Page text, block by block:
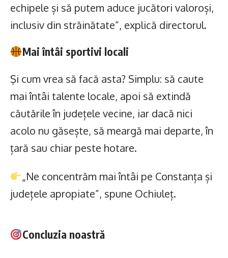
echipele și să putem aduce jucători valoroși,
inclusiv din străinătate”, explică directorul.
Mai întâi sportivi locali
Şi cum vrea să facă asta? Simplu: să caute
mai întâi talente locale, apoi să extindă
căutările în județele vecine, iar dacă nici
acolo nu găsește, să meargă mai departe, în
țară sau chiar peste hotare.
„Ne concentrăm mai întâi pe Constanța și
județele apropiate”, spune Ochiuleț.
Concluzia noastră